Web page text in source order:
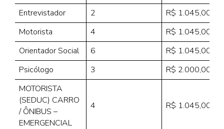
Entrevistador
2
R$ 1.045,00
Motorista
4
R$ 1.045,00
Orientador Social
6
R$ 1.045,00
Psicólogo
3
R$ 2.000,00
MOTORISTA
(SEDUC) CARRO
/ ÔNIBUS –
EMERGENCIAL
4 R$ 1.045,00